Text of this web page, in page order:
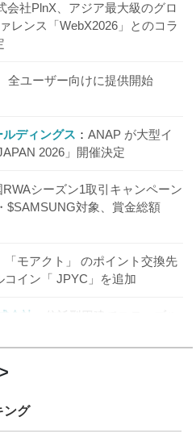
会社PlnX、アジア最大級のグロ
レンス「WebX2026」とのコラ
全ユーザー向けに提供開始
ディングス
ANAP が大型イ
2026」開催決定
シーズン1取引キャンペーン
$SAMSUNG対象、賞金総額
「モアクト」 のポイント交換先
コイン「 JPYC」を追加
会社
信託型円建てステーブル
ング